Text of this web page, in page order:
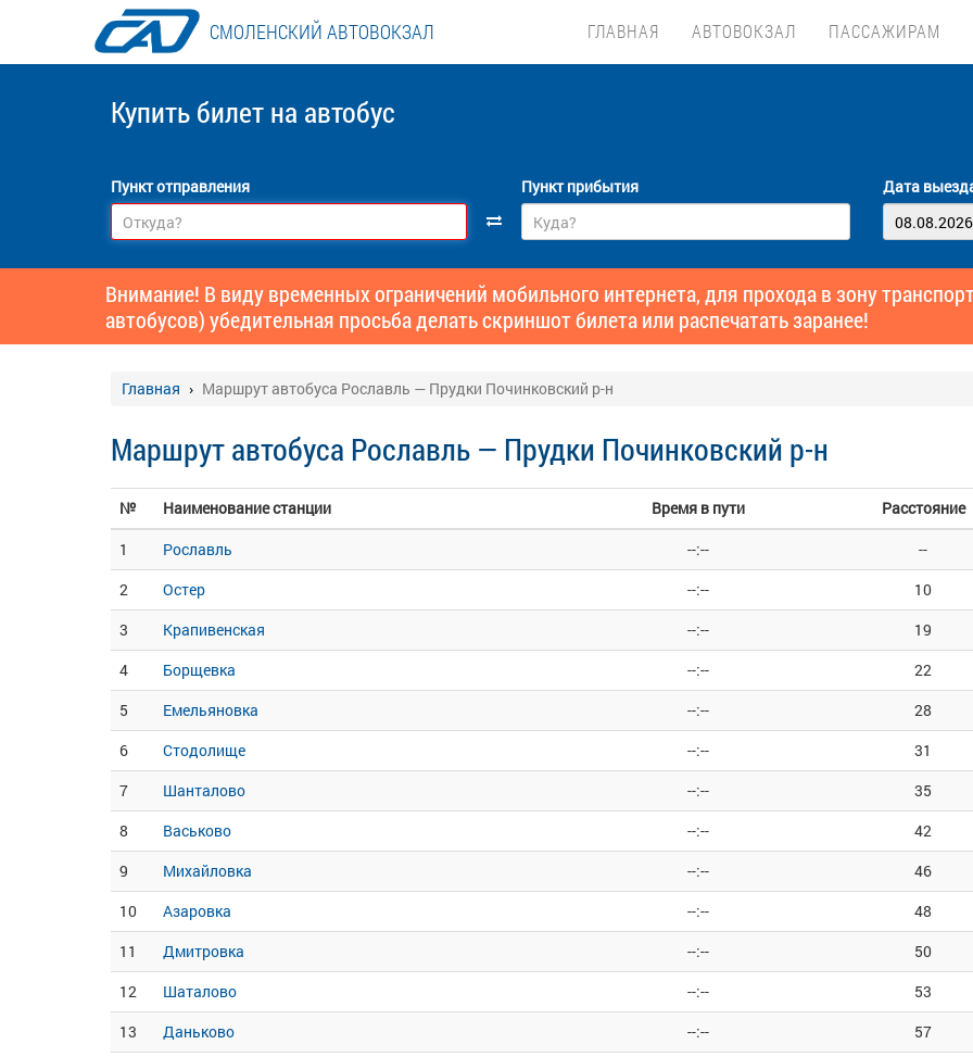
СМОЛЕНСКИЙ АВТОВОКЗАЛ ГЛАВНАЯ АВТОВОКЗАЛ ПАССАЖИРАМ
Купить билет на автобус
Пункт отправления Пункт прибытия Дата
Внимание! В виду временных ограничений мобильного интернета, для прохода в зону
автобусов) убедительная просьба делать скриншот билета или распечатать заранее!
Главная Маршрут автобуса Рославль — Прудки Починковский р-н
Маршрут автобуса Рославль — Прудки Починковский р-н
№ Наименование станции Время в пути
Расстояние
1
Рославль --:--
--
2
Остер --:--
10
3
Крапивенская --:--
19
4
Борщевка --:--
22
5
Емельяновка --:--
28
6
Стодолище --:--
31
7
Шанталово --:--
35
8
Васьково --:--
42
9
Михайловка --:--
46
10
Азаровка --:--
48
11
Дмитровка --:--
50
12
Шаталово --:--
53
13
Даньково --:--
57